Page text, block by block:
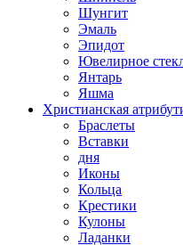
Шунгит
Эмаль
Эпидот
Ювелирное
Янтарь
Яшма
Христианская
Браслеты
Вставки
дня
Иконы
Кольца
Крестики
Кулоны
Ладанки